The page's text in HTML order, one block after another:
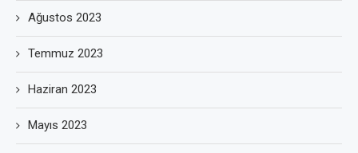
Ağustos 2023
Temmuz 2023
Haziran 2023
Mayıs 2023